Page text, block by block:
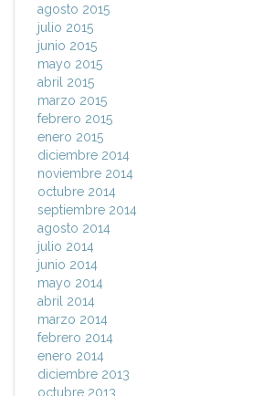
agosto 2015
julio 2015
junio 2015
mayo 2015
abril 2015
marzo 2015
febrero 2015
enero 2015
diciembre 2014
noviembre 2014
octubre 2014
septiembre 2014
agosto 2014
julio 2014
junio 2014
mayo 2014
abril 2014
marzo 2014
febrero 2014
enero 2014
diciembre 2013
octubre 2013